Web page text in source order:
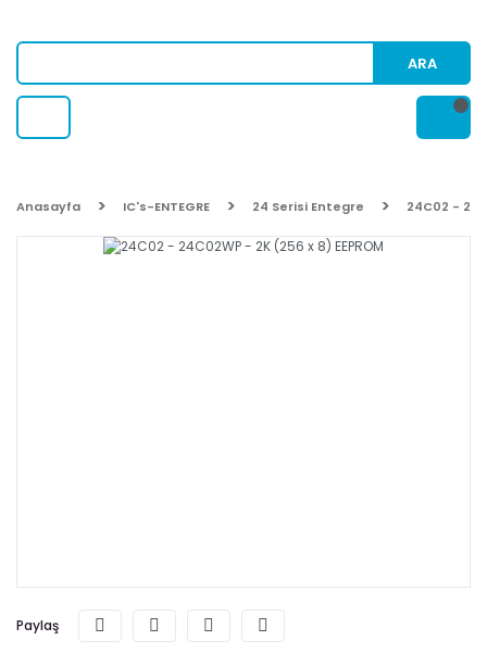
ARA
Anasayfa IC's-ENTEGRE 24 Serisi Entegre 24C02 -
Paylaş